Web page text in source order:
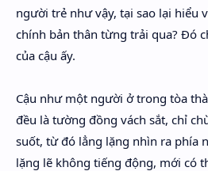
người trẻ như vậy, tại sao lại hiểu
chính bản thân từng trải qua? Đó
của cậu ấy.
Cậu như một người ở trong tòa
đều là tường đồng vách sắt, chỉ
suốt, từ đó lẳng lặng nhìn ra phía
lặng lẽ không tiếng động, mới có